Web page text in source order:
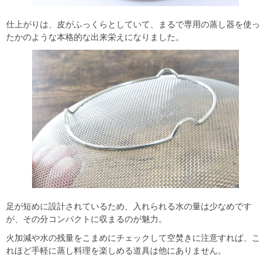
仕上がりは、皮がふっくらとしていて、まるで専用の蒸し器を使っ
たかのような本格的な出来栄えになりました。
足が短めに設計されているため、入れられる水の量は少なめです
が、その分コンパクトに収まるのが魅力。
火加減や水の残量をこまめにチェックして空焚きに注意すれば、こ
れほど手軽に蒸し料理を楽しめる道具は他にありません。